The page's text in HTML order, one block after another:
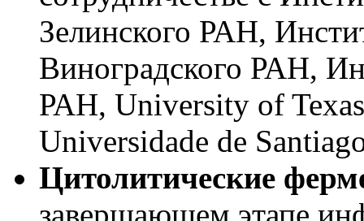
Зелинского РАН,
Виноградского РАН,
РАН, University of
Universidade de
Цитолитические
завершающем этапе